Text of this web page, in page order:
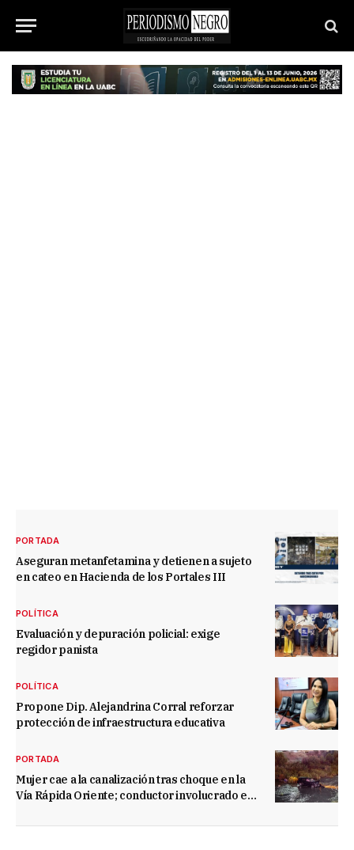
PORTADA
Aseguran metanfetamina y detienen a sujeto
en cateo en Hacienda de los Portales III
POLÍTICA
Evaluación y depuración policial: exige
regidor panista
POLÍTICA
Propone Dip. Alejandrina Corral reforzar
protección de infraestructura educativa
PORTADA
Mujer cae a la canalización tras choque en la
Vía Rápida Oriente; conductor involucrado es